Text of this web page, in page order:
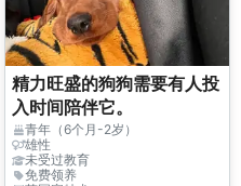
精力旺盛的狗狗需要有人投
入时间陪伴它。
青年（6个月-2岁）
雄性
未受过教育
免费领养